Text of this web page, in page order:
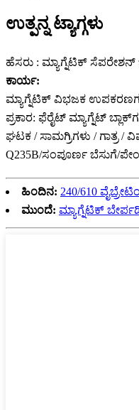
ಉತ್ಪನ್ನ ಟ್ಯಾಗ್ಗಳು
ಹೆಸರು : ಮ್ಯಾಗ್ನೆಟಿಕ್ ಸೆಪರೇಶನ್
ಕಾರ್ಯ:
ಮ್ಯಾಗ್ನೆಟಿಕ್ ವಿಭಜಕ
ಪ್ರಕಾರ: ಫೆರೈಟ್ ಮ್ಯಾಗ್ನೆಟ್
ಘಟಕ / ಸಾಮಗ್ರಿಗಳು / ಗಾತ್ರ /
Q235B/ಸಂಪೂರ್ಣ ಬೆಸುಗೆ/
ಹಿಂದಿನ: 240/610
ಮುಂದೆ: ಮ್ಯಾಗ್ನೆಟಿಕ್